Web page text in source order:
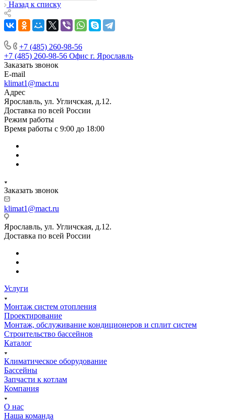
Назад к списку
+7 (485) 260-98-56
+7 (485) 260-98-56 Офис г. Ярославль
Заказать звонок
E-mail
klimat1@mact.ru
Адрес
Ярославль, ул. Угличская, д.12.
Доставка по всей России
Режим работы
Время работы с 9:00 до 18:00
Заказать звонок
klimat1@mact.ru
Ярославль, ул. Угличская, д.12.
Доставка по всей России
Услуги
Монтаж систем отопления
Проектирование
Монтаж, обслуживание кондиционеров и сплит систем
Строительство бассейнов
Каталог
Климатическое оборудование
Бассейны
Запчасти к котлам
Компания
О нас
Наша команда